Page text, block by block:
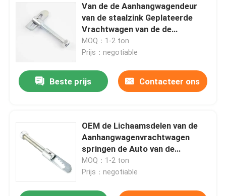
Van de de Aanhangwagendeur
van de staalzink Geplateerde
Vrachtwagen van de de
Klinkvrachtwagen van het de
Deurslot Zij het
MOQ：1-2 ton
Prijs：negotiable
Beste prijs Contacteer ons
OEM de Lichaamsdelen van de
Aanhangwagenvrachtwagen
springen de Auto van de
Boutklinken van de Deel Zijdeur
Geladen Bout Poort op
MOQ：1-2 ton
Prijs：negotiable